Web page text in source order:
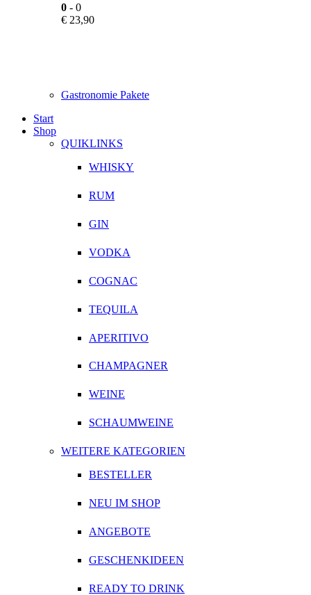
0 - 0
€ 23,90
Gastronomie Pakete
Start
Shop
QUIKLINKS
WHISKY
RUM
GIN
VODKA
COGNAC
TEQUILA
APERITIVO
CHAMPAGNER
WEINE
SCHAUMWEINE
WEITERE KATEGORIEN
BESTELLER
NEU IM SHOP
ANGEBOTE
GESCHENKIDEEN
READY TO DRINK